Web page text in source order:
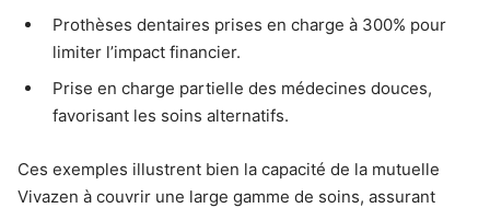
Prothèses dentaires prises en charge à 300% pour
limiter l’impact financier.
Prise en charge partielle des médecines douces,
favorisant les soins alternatifs.
Ces exemples illustrent bien la capacité de la mutuelle
Vivazen à couvrir une large gamme de soins, assurant